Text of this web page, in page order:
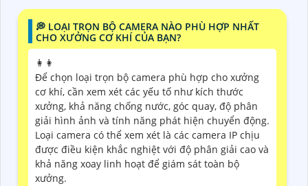
️💭 LOẠI TRỌN BỘ CAMERA NÀO PHÙ HỢP NHẤT
CHO XƯỞNG CƠ KHÍ CỦA BẠN?
️👩‍👩
Để chọn loại trọn bộ camera phù hợp cho xưởng
cơ khí, cần xem xét các yếu tố như kích thước
xưởng, khả năng chống nước, góc quay, độ phân
giải hình ảnh và tính năng phát hiện chuyển động.
Loại camera có thể xem xét là các camera IP chịu
được điều kiện khắc nghiệt với độ phân giải cao và
khả năng xoay linh hoạt để giám sát toàn bộ
xưởng.